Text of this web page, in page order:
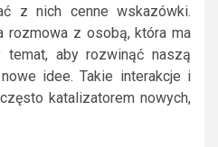
z nich cenne wskazówki.
rozmowa z osobą, która ma
temat, aby rozwinąć naszą
idee. Takie interakcje i
katalizatorem nowych,